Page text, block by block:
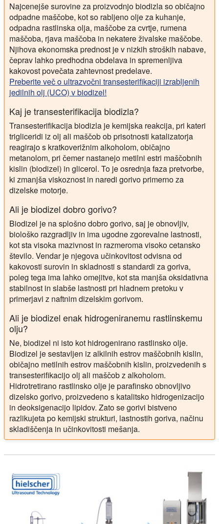
Najcenejše surovine za proizvodnjo biodizla so običajno
odpadne maščobe, kot so rabljeno olje za kuhanje,
odpadna rastlinska olja, maščobe za cvrtje, rumena
maščoba, rjava maščoba in nekatere živalske maščobe.
Njihova ekonomska prednost je v nizkih stroških nabave,
čeprav lahko predhodna obdelava in spremenljiva
kakovost povečata zahtevnost predelave.
Preberite več o ultrazvočni transesterifikaciji izrabljenih
jedilnih olj (UCO) v biodizel!
Kaj je transesterifikacija biodizla?
Transesterifikacija biodizla je kemijska reakcija, pri kateri
trigliceridi iz olj ali maščob ob prisotnosti katalizatorja
reagirajo s kratkoverižnim alkoholom, običajno
metanolom, pri čemer nastanejo metilni estri maščobnih
kislin (biodizel) in glicerol. To je osrednja faza pretvorbe,
ki zmanjša viskoznost in naredi gorivo primerno za
dizelske motorje.
Ali je biodizel dobro gorivo?
Biodizel je na splošno dobro gorivo, saj je obnovljiv,
biološko razgradljiv in ima ugodne zgorevalne lastnosti,
kot sta visoka mazivnost in razmeroma visoko cetansko
število. Vendar je njegova učinkovitost odvisna od
kakovosti surovin in skladnosti s standardi za goriva,
poleg tega ima lahko omejitve, kot sta manjša oksidativna
stabilnost in slabše lastnosti pri hladnem pretoku v
primerjavi z naftnim dizelskim gorivom.
Ali je biodizel enak hidrogeniranemu rastlinskemu
olju?
Ne, biodizel ni isto kot hidrogenirano rastlinsko olje.
Biodizel je sestavljen iz alkilnih estrov maščobnih kislin,
običajno metilnih estrov maščobnih kislin, proizvedenih s
transesterifikacijo olj ali maščob z alkoholom.
Hidrotretirano rastlinsko olje je parafinsko obnovljivo
dizelsko gorivo, proizvedeno s katalitsko hidrogenizacijo
in deoksigenacijo lipidov. Zato se gorivi bistveno
razlikujeta po kemijski strukturi, lastnostih goriva, načinu
skladiščenja in učinkovitosti mešanja.